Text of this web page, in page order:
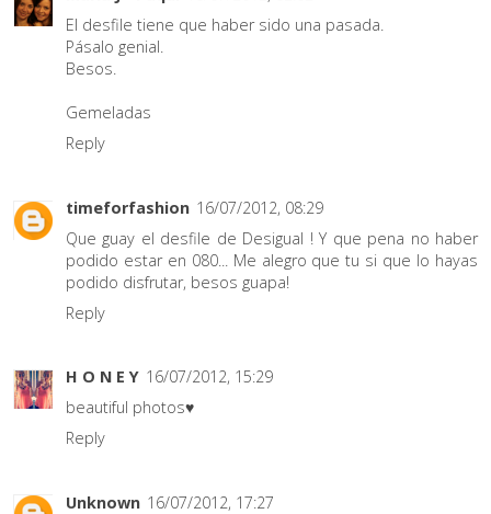
El desfile tiene que haber sido una pasada.
Pásalo genial.
Besos.
Gemeladas
Reply
timeforfashion 16/07/2012, 08:29
Que guay el desfile de Desigual ! Y que pena no haber
podido estar en 080... Me alegro que tu si que lo hayas
podido disfrutar, besos guapa!
Reply
H O N E Y 16/07/2012, 15:29
beautiful photos♥
Reply
Unknown 16/07/2012, 17:27